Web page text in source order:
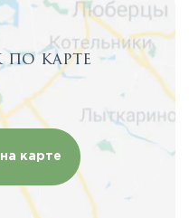
карте
карте